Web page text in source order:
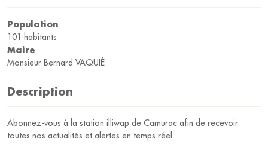
Population
101 habitants
Maire
Monsieur Bernard VAQUIÉ
Description
Abonnez-vous à la station illiwap de Camurac afin de recevoir
toutes nos actualités et alertes en temps réel.